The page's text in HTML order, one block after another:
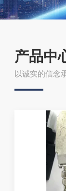
产品中
以诚实的信念